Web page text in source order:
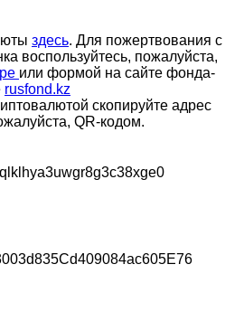
здесь. Для пожертвования с
воспользуйтесь, пожалуйста,
или формой на сайте фонда-
rusfond.kz
скопируйте адрес
QR-кодом.